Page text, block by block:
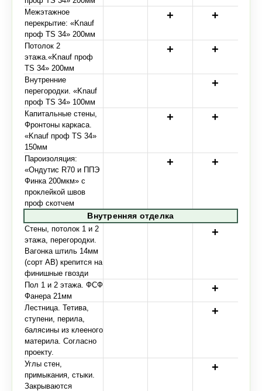
Межэтажное
перекрытие: «Knauf
проф TS 34» 200мм
Потолок 2
этажа.«Knauf проф
TS 34» 200мм
Внутренние
перегородки. «Knauf
проф TS 34» 100мм
Капитальные стены,
Фронтоны каркаса.
«Knauf проф TS 34»
150мм
Пароизоляция:
«Ондутис R70 и ППЭ
Финка 200мкм» с
проклейкой швов
проф скотчем
Внутренняя отделка
Стены, потолок 1 и 2
этажа, перегородки.
Вагонка штиль 14мм
(сорт АВ) крепится на
финишные гвозди
Пол 1 и 2 этажа. ФСФ
Фанера 21мм
Лестница. Тетива,
ступени, перила,
балясины из клееного
материла. Согласно
проекту.
Углы стен,
примыкания, стыки.
Закрываются